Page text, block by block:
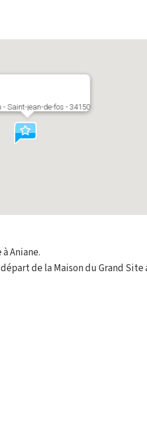
- Saint-jean-de-fos - 34150
Aniane.
de la Maison du Grand